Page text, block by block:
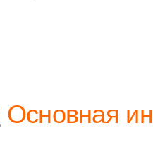
Основная